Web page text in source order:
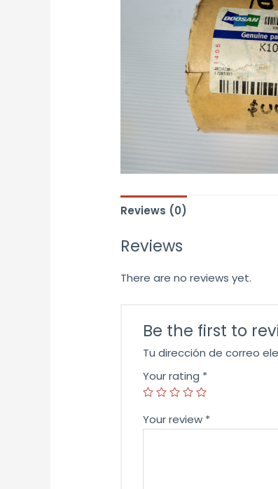
Reviews (0)
Reviews
There are no reviews yet.
Be the first to
Tu dirección de correo
Your rating *
Your review *